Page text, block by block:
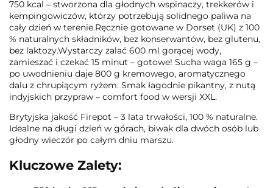
750 kcal – stworzona dla głodnych wspinaczy, trekkerów i
kempingowiczów, którzy potrzebują solidnego paliwa na
cały dzień w terenie.Ręcznie gotowane w Dorset (UK) z 100
% naturalnych składników, bez konserwantów, bez glutenu,
bez laktozy.Wystarczy zalać 600 ml gorącej wody,
zamieszać i czekać 15 minut – gotowe! Sucha waga 165 g –
po uwodnieniu daje 800 g kremowego, aromatycznego
dalu z chrupiącym ryżem. Smak łagodnie pikantny, z nutą
indyjskich przypraw – comfort food w wersji XXL.
Brytyjska jakość Firepot – 3 lata trwałości, 100 % naturalne.
Idealne na długi dzień w górach, biwak dla dwóch osób lub
głodny wieczór po całym dniu marszu.
Kluczowe Zalety: